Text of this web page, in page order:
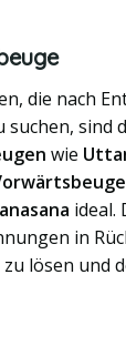
die nach
suchen, sind
wie
ideal.
in
lösen und